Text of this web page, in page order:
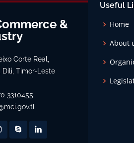
&
Corte Real,
Dili, Timor-Leste
3310455
Useful
Home
About